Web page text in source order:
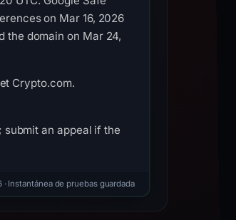
on Mar 16, 2026
the domain on Mar 24,
Crypto.com.
an appeal if the
· Instantánea de pruebas guardada